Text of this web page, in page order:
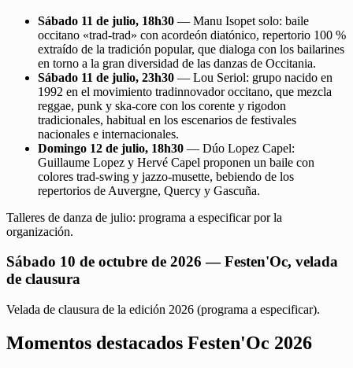
Sábado 11 de julio, 18h30 — Manu Isopet solo: baile
occitano «trad-trad» con acordeón diatónico, repertorio 100 %
extraído de la tradición popular, que dialoga con los bailarines
en torno a la gran diversidad de las danzas de Occitania.
Sábado 11 de julio, 23h30 — Lou Seriol: grupo nacido en
1992 en el movimiento tradinnovador occitano, que mezcla
reggae, punk y ska-core con los corente y rigodon
tradicionales, habitual en los escenarios de festivales
nacionales e internacionales.
Domingo 12 de julio, 18h30 — Dúo Lopez Capel:
Guillaume Lopez y Hervé Capel proponen un baile con
colores trad-swing y jazzo-musette, bebiendo de los
repertorios de Auvergne, Quercy y Gascuña.
Talleres de danza de julio: programa a especificar por la
organización.
Sábado 10 de octubre de 2026 — Festen'Oc, velada
de clausura
Velada de clausura de la edición 2026 (programa a especificar).
Momentos destacados Festen'Oc 2026